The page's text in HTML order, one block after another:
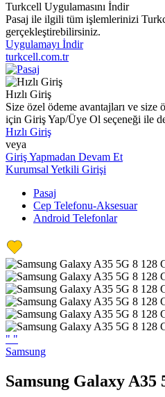
Turkcell Uygulamasını İndir
Pasaj ile ilgili tüm işlemlerinizi
gerçekleştirebilirsiniz.
Uygulamayı İndir
turkcell.com.tr
Hızlı Giriş
Size özel ödeme avantajları ve
için Giriş Yap/Üye Ol seçeneği ile
Hızlı Giriş
veya
Giriş Yapmadan Devam Et
Kurumsal Yetkili Girişi
Pasaj
Cep Telefonu-Aksesuar
Android Telefonlar
" "
Samsung
Samsung Galaxy A35